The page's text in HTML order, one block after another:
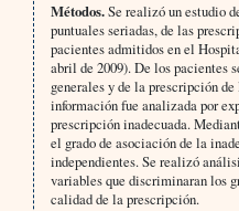
Métodos.Se realizó un estudio
puntuales seriadas, de las
pacientes admitidos en el
abril de 2009). De los pacientes
generales y de la prescripción
información fue analizada por
prescripción inadecuada.
el grado de asociación de la
independientes. Se realizó
variables que discriminaran los
calidad de la prescripción.